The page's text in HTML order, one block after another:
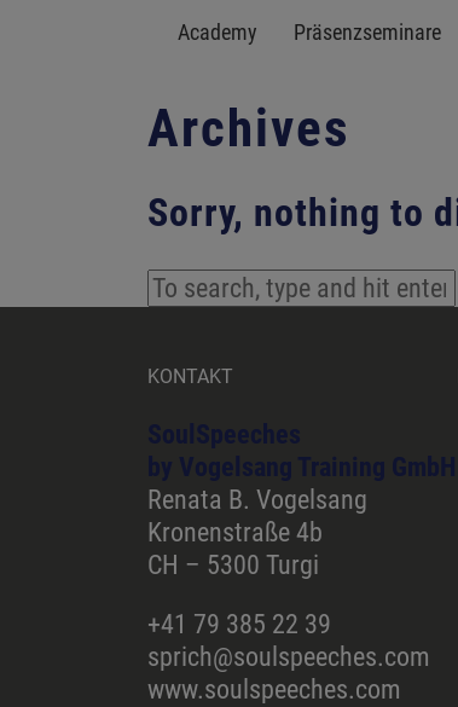
Academy Präsenzseminare
Archives
Sorry, nothing to
KONTAKT
Renata B. Vogelsang
Kronenstraße 4b
CH – 5300 Turgi
+41 79 385 22 39
sprich@soulspeeches.com
www.soulspeeches.com